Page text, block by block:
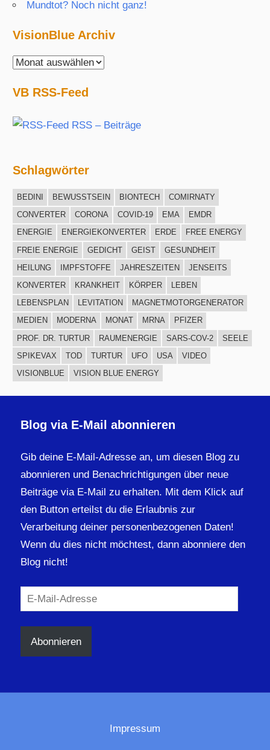
Mundtot? Noch nicht ganz!
VisionBlue Archiv
VisionBlue
VB RSS-Feed
RSS – Beiträge
Schlagwörter
BEDINI BEWUSSTSEIN BIONTECH
COMIRNATY
CONVERTER
CORONA COVID-19 EMA
EMDR
ENERGIE
ENERGIEKONVERTER ERDE
FREE ENERGY
FREIE ENERGIE
GEDICHT GEIST
GESUNDHEIT
HEILUNG
IMPFSTOFFE JAHRESZEITEN
JENSEITS
KONVERTER
KRANKHEIT KÖRPER
LEBEN
LEBENSPLAN
LEVITATION
MAGNETMOTORGENERATOR
MEDIEN
MODERNA MONAT MRNA
PFIZER
PROF. DR. TURTUR
RAUMENERGIE SARS-COV-2
SEELE
SPIKEVAX
TOD TURTUR UFO USA
VIDEO
VISIONBLUE
VISION BLUE ENERGY
Blog via E-Mail abonnieren
Gib deine E-Mail-Adresse an, um diesen Blog zu
abonnieren und Benachrichtigungen über neue
Beiträge via E-Mail zu erhalten. Mit dem Klick auf
den Button erteilst du die Erlaubnis zur
Verarbeitung deiner personenbezogenen Daten!
Wenn du dies nicht möchtest, dann abonniere den
Blog nicht!
E-
Mail-
Adresse
Abonnieren
Impressum